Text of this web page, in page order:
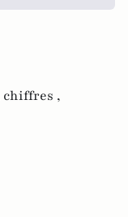
chiffres ,